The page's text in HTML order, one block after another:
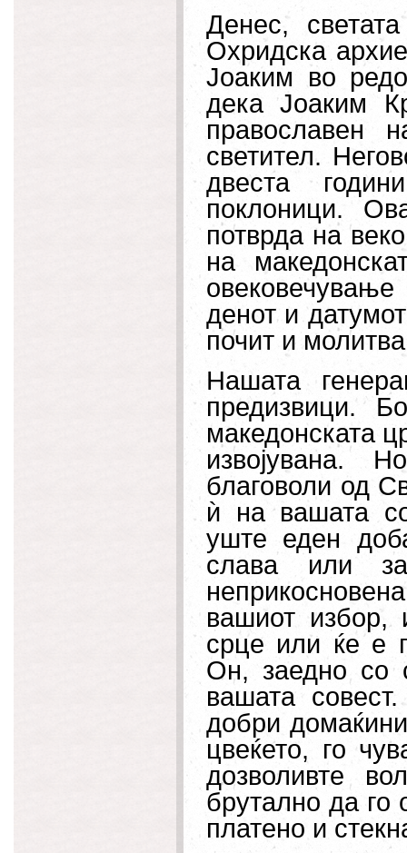
Денес,
Охридска
Јоаким во
дека Јоаким
православен
светител.
двеста
поклоници.
потврда на
на
денот и
почит и
Нашата
предизвици.
македонската
извојувана.
благоволи од
ѝ на вашата
уште еден
слава или
вашиот избор,
срце или ќе е
Он, заедно со
вашата
добри
цвеќето, го
дозволивте
брутално да го
платено и